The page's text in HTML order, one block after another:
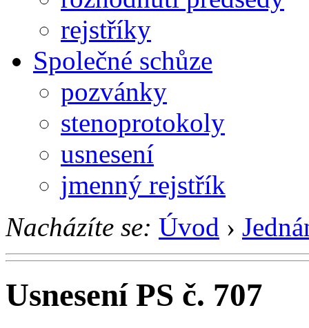
rejstříky
Společné schůze
pozvánky
stenoprotokoly
usnesení
jmenný rejstřík
Nacházíte se: Úvod ›
Usnesení PS č. 707